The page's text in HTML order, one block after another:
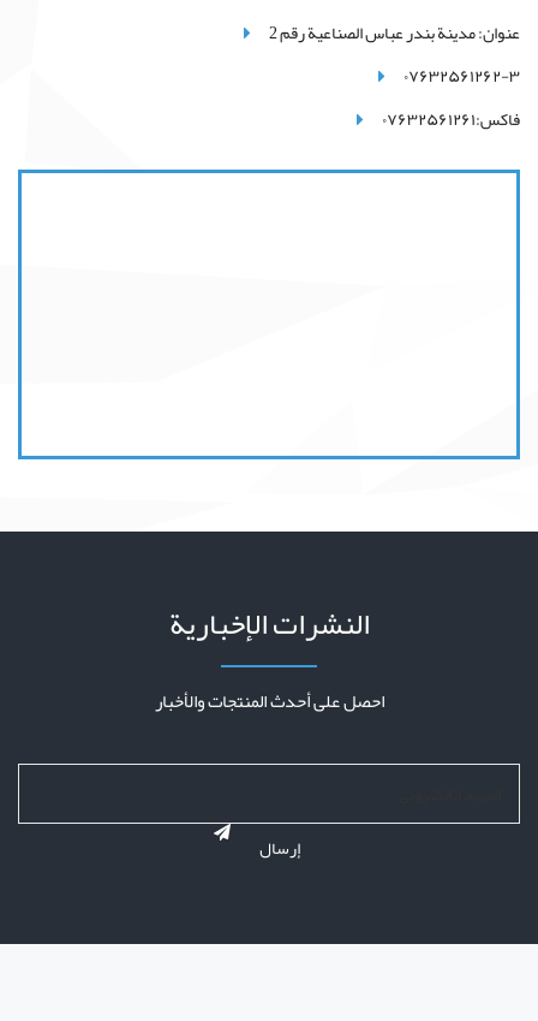
عنوان: مدينة بندر عباس الصناعية رقم 2
۰۷۶۳۲۵۶۱۲۶۲-۳
فاكس:۰۷۶۳۲۵۶۱۲۶۱
النشرات الإخبارية
احصل على أحدث المنتجات والأخبار